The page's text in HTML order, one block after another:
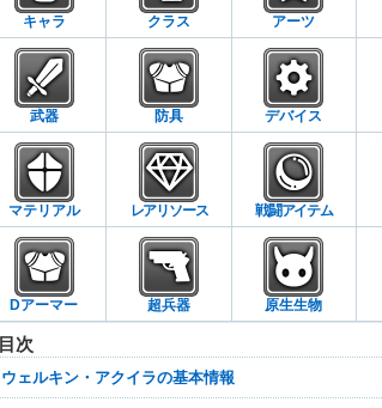
キャラ クラス アーツ
武器 防具 デバイス
マテリアル レアリソース 戦闘アイテム
Dアーマー 超兵器 原生生物
目次
ウェルキン・アクイラの基本情報